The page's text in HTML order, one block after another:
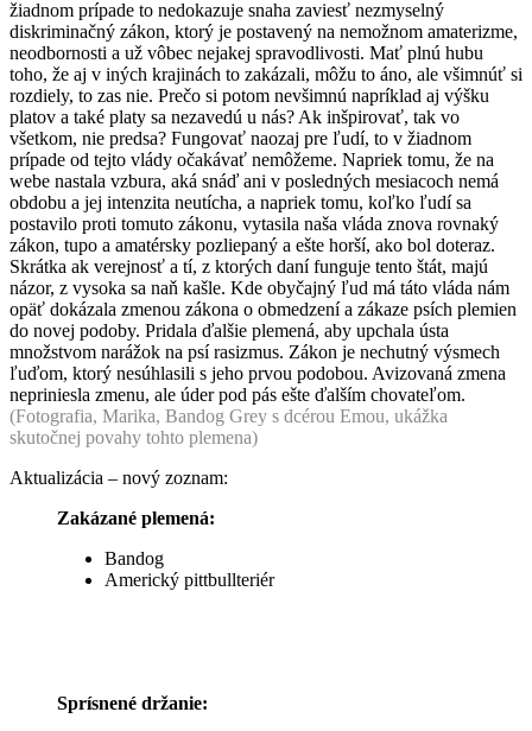
žiadnom prípade to nedokazuje snaha zaviesť nezmyselný
diskriminačný zákon, ktorý je postavený na nemožnom amaterizme,
neodbornosti a už vôbec nejakej spravodlivosti. Mať plnú hubu
toho, že aj v iných krajinách to zakázali, môžu to áno, ale všimnúť si
rozdiely, to zas nie. Prečo si potom nevšimnú napríklad aj výšku
platov a také platy sa nezavedú u nás? Ak inšpirovať, tak vo
všetkom, nie predsa? Fungovať naozaj pre ľudí, to v žiadnom
prípade od tejto vlády očakávať nemôžeme. Napriek tomu, že na
webe nastala vzbura, aká snáď ani v posledných mesiacoch nemá
obdobu a jej intenzita neutícha, a napriek tomu, koľko ľudí sa
postavilo proti tomuto zákonu, vytasila naša vláda znova rovnaký
zákon, tupo a amatérsky pozliepaný a ešte horší, ako bol doteraz.
Skrátka ak verejnosť a tí, z ktorých daní funguje tento štát, majú
názor, z vysoka sa naň kašle. Kde obyčajný ľud má táto vláda nám
opäť dokázala zmenou zákona o obmedzení a zákaze psích plemien
do novej podoby. Pridala ďalšie plemená, aby upchala ústa
množstvom narážok na psí rasizmus. Zákon je nechutný výsmech
ľuďom, ktorý nesúhlasili s jeho prvou podobou. Avizovaná zmena
nepriniesla zmenu, ale úder pod pás ešte ďalším chovateľom.
(Fotografia, Marika, Bandog Grey s dcérou Emou, ukážka
skutočnej povahy tohto plemena)
Aktualizácia – nový zoznam:
Zakázané plemená:
Bandog
Americký pittbullteriér
Sprísnené držanie: